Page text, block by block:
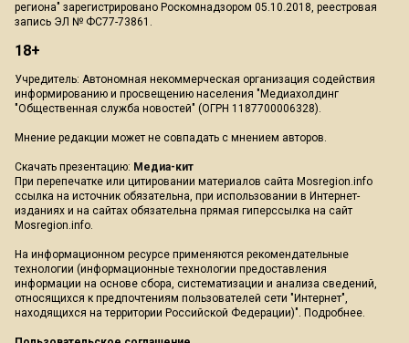
региона" зарегистрировано Роскомнадзором 05.10.2018, реестровая
запись ЭЛ № ФС77-73861.
18+
Учредитель: Автономная некоммерческая организация содействия
информированию и просвещению населения "Медиахолдинг
"Общественная служба новостей" (ОГРН 1187700006328).
Мнение редакции может не совпадать с мнением авторов.
Скачать презентацию: Медиа-кит
При перепечатке или цитировании материалов сайта Mosregion.info
ссылка на источник обязательна, при использовании в Интернет-
изданиях и на сайтах обязательна прямая гиперссылка на сайт
Mosregion.info.
На информационном ресурсе применяются рекомендательные
технологии (информационные технологии предоставления
информации на основе сбора, систематизации и анализа сведений,
относящихся к предпочтениям пользователей сети "Интернет",
находящихся на территории Российской Федерации)". Подробнее.